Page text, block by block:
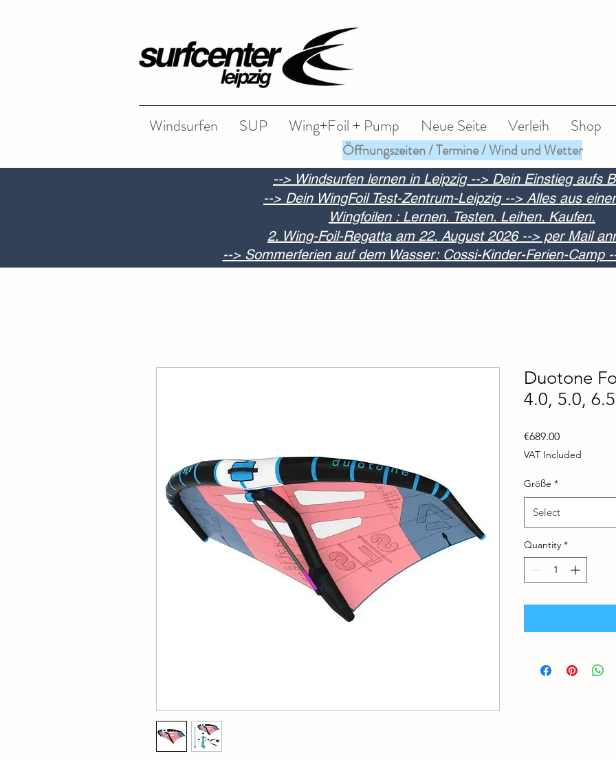
Windsurfen SUP Wing+Foil + Pump Neue Seite Verleih Shop
Öffnungszeiten / Termine / Wind und Wetter
--> Windsurfen lernen in Leipzig --> Dein Einstieg aufs
--> Dein WingFoil Test-Zentrum-Leipzig --> Alles aus
Wingfoilen : Lernen. Testen. Leihen. Kaufen.
2. Wing-Foil-Regatta am 22. August 2026 --> per Mail
--> Sommerferien auf dem Wasser: Cossi-Kinder-Ferien-Camp
Duotone
4.0, 5.0, 6.5
€689.00Price
VAT Included
Größe *
Select
Quantity *